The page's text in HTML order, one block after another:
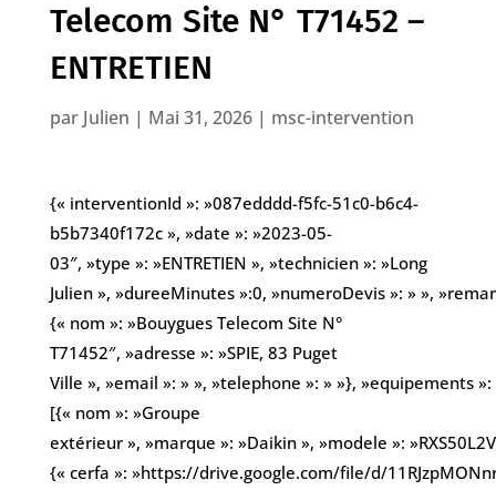
Telecom Site N° T71452 –
ENTRETIEN
par Julien | Mai 31, 2026| msc-intervention
{« interventionId »: »087edddd-f5fc-51c0-b6c4-
b5b7340f172c », »date »: »2023-05-
03″, »type »: »ENTRETIEN », »technicien »: »Long
Julien », »dureeMinutes »:0, »numeroDevis »: » »,
{« nom »: »Bouygues Telecom Site N°
T71452″, »adresse »: »SPIE, 83 Puget
Ville », »email »: » », »telephone »: » »}, »equipements »:
[{« nom »: »Groupe
extérieur », »marque »: »Daikin », »modele »:
{« cerfa »: »https://drive.google.com/file/d/